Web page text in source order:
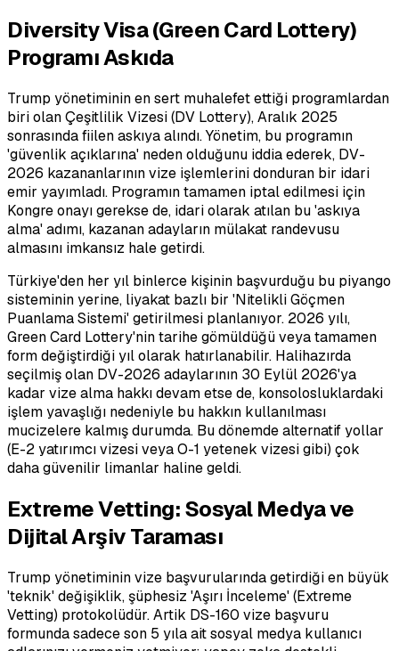
Diversity Visa (Green Card Lottery)
Programı Askıda
Trump yönetiminin en sert muhalefet ettiği programlardan
biri olan Çeşitlilik Vizesi (DV Lottery), Aralık 2025
sonrasında fiilen askıya alındı. Yönetim, bu programın
'güvenlik açıklarına' neden olduğunu iddia ederek, DV-
2026 kazananlarının vize işlemlerini donduran bir idari
emir yayımladı. Programın tamamen iptal edilmesi için
Kongre onayı gerekse de, idari olarak atılan bu 'askıya
alma' adımı, kazanan adayların mülakat randevusu
almasını imkansız hale getirdi.
Türkiye'den her yıl binlerce kişinin başvurduğu bu piyango
sisteminin yerine, liyakat bazlı bir 'Nitelikli Göçmen
Puanlama Sistemi' getirilmesi planlanıyor. 2026 yılı,
Green Card Lottery'nin tarihe gömüldüğü veya tamamen
form değiştirdiği yıl olarak hatırlanabilir. Halihazırda
seçilmiş olan DV-2026 adaylarının 30 Eylül 2026'ya
kadar vize alma hakkı devam etse de, konsolosluklardaki
işlem yavaşlığı nedeniyle bu hakkın kullanılması
mucizelere kalmış durumda. Bu dönemde alternatif yollar
(E-2 yatırımcı vizesi veya O-1 yetenek vizesi gibi) çok
daha güvenilir limanlar haline geldi.
Extreme Vetting: Sosyal Medya ve
Dijital Arşiv Taraması
Trump yönetiminin vize başvurularında getirdiği en büyük
'teknik' değişiklik, şüphesiz 'Aşırı İnceleme' (Extreme
Vetting) protokolüdür. Artik DS-160 vize başvuru
formunda sadece son 5 yıla ait sosyal medya kullanıcı